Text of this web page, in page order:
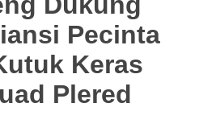
Pecinta
Keras
Plered